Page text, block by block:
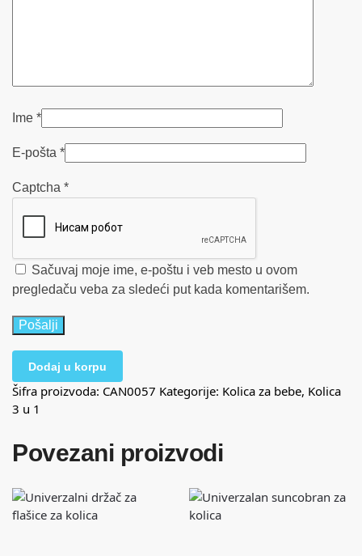
Ime *
E-pošta *
Captcha *
Sačuvaj moje ime, e-poštu i veb mesto u ovom
pregledaču veba za sledeći put kada komentarišem.
Dodaj u korpu
Šifra proizvoda: CAN0057 Kategorije: Kolica za bebe, Kolica
3 u 1
Povezani proizvodi